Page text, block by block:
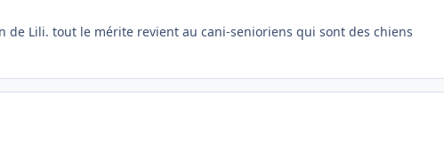
de Lili. tout le mérite revient au cani-senioriens qui sont des chiens